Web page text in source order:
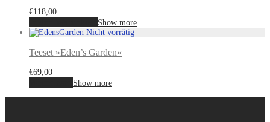
€118,00
Show more
Teeset »Eden’s Garden«
€69,00
Show more